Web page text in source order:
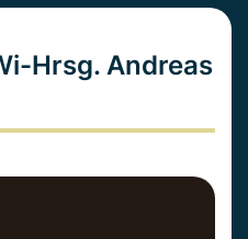
Hrsg. Andreas